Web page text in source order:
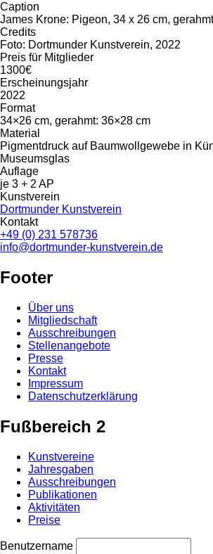
Caption
James Krone: Pigeon, 34 x 26 cm,
Credits
Foto: Dortmunder Kunstverein, 2022
Preis für Mitglieder
1300€
Erscheinungsjahr
2022
Format
34×26 cm, gerahmt: 36×28 cm
Material
Pigmentdruck auf Baumwollgewebe in
Museumsglas
Auflage
je 3 + 2 AP
Kunstverein
Dortmunder Kunstverein
Kontakt
+49 (0) 231 578736
info@dortmunder-kunstverein.de
Footer
Über uns
Mitgliedschaft
Ausschreibungen
Stellenangebote
Presse
Kontakt
Impressum
Datenschutzerklärung
Fußbereich 2
Kunstvereine
Jahresgaben
Ausschreibungen
Publikationen
Aktivitäten
Preise
Benutzername